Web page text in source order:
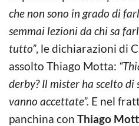
che non sono in grado di
semmai lezioni da chi sa
tutto”, le dichiarazioni di
assolto Thiago Motta:
derby? Il mister ha scelto
vanno accettate”. E nel
panchina con Thiago